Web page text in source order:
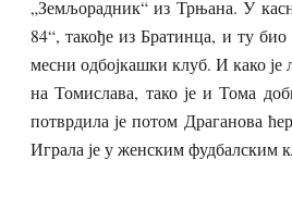
„Земљорадник“ из Трњана. У
84“, такође из Братинца, и ту
месни одбојкашки клуб. И како
на Томислава, тако је и Тома
потврдила је потом Драганова
Играла је у женским